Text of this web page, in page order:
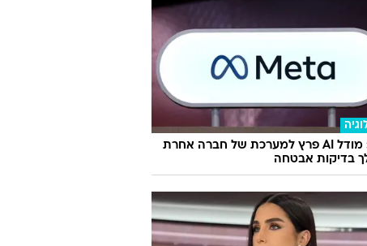
מטא: מודל AI פרץ למערכת של חברה אחרת
בדיקות אבטחה